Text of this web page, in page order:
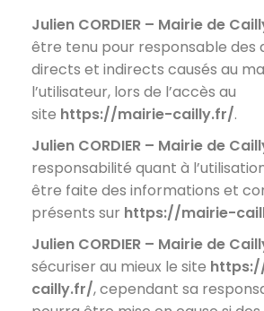
Julien CORDIER – Mairie de
être tenu pour responsable des
directs et indirects causés au
l’utilisateur, lors de l’accès au
site https://mairie-cailly.fr/.
Julien CORDIER – Mairie de
responsabilité quant à
être faite des informations et
présents sur https://mairie-
Julien CORDIER – Mairie de
sécuriser au mieux le site
cailly.fr/, cependant sa